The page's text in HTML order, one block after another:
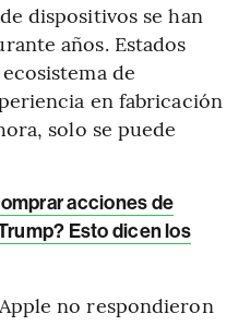
dispositivos se han
años. Estados
de
en fabricación
solo se puede
acciones de
Esto dicen los
no respondieron